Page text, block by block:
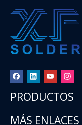
PRODUCTOS
MÁS ENLACES